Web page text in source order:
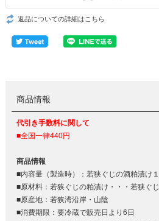
返品についての詳細はこちら
商品情報
代引き手数料に関して
■全国一律440円
商品情報
■内容量（製造時）：若狭ぐじの酒粕漬け
■原材料：若狭ぐじの粕漬け・・・若狭ぐ
■原産地：若狭湾沿岸・山陰
■消費期限：要冷蔵で販売日より6日